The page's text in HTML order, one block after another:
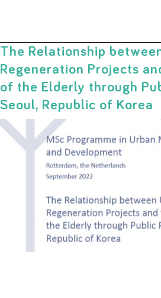
The Relationship
Regeneration Projects
of the Elderly through
Seoul, Republic of Korea